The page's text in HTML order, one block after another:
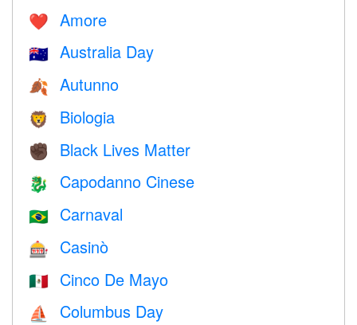
❤️️ Amore
🇦🇺 Australia Day
🍂 Autunno
🦁 Biologia
✊🏿 Black Lives Matter
🐉 Capodanno Cinese
🇧🇷 Carnaval
🎰 Casinò
🇲🇽 Cinco De Mayo
⛵️ Columbus Day